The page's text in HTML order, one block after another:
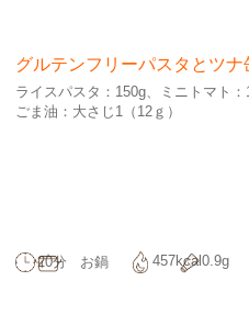
グルテンフリーパスタとツ
ライスパスタ：150g ミニトマト：
ごま油：大さじ1（12ｇ）
20分 お鍋 457kcal0.9g